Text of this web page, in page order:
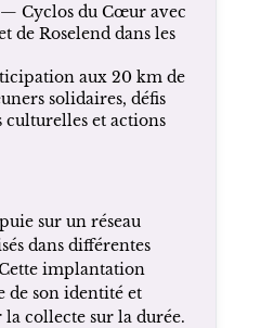
Cyclos du Cœur avec
de Roselend dans les
aux 20 km de
solidaires, défis
culturelles et actions
sur un réseau
dans différentes
implantation
son identité et
collecte sur la durée.